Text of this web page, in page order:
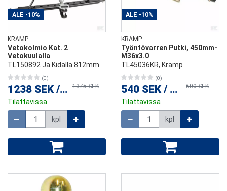
ALE -10%
KRAMP
Vetokolmio Kat. 2
Vetokuulalla
TL150892 Ja Kidalla 812mm
(0)
1238 SEK / kpl1375 SEK
Tilattavissa
kpl
ALE -10%
KRAMP
Työntövarren Putki, 450mm-
M36x3.0
TL45036KR, Kramp
(0)
540 SEK / kpl 600 SEK
Tilattavissa
kpl